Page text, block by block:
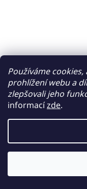
Používáme
prohlížení webu a
zlepšovali jeho
informacízde.